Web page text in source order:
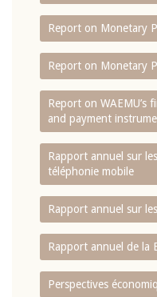
Report on Monetary
Report on Monetary
Report on WAEMU’s
and payment
Rapport annuel sur
téléphonie mobile
Rapport annuel sur
Rapport annuel de la
Perspectives